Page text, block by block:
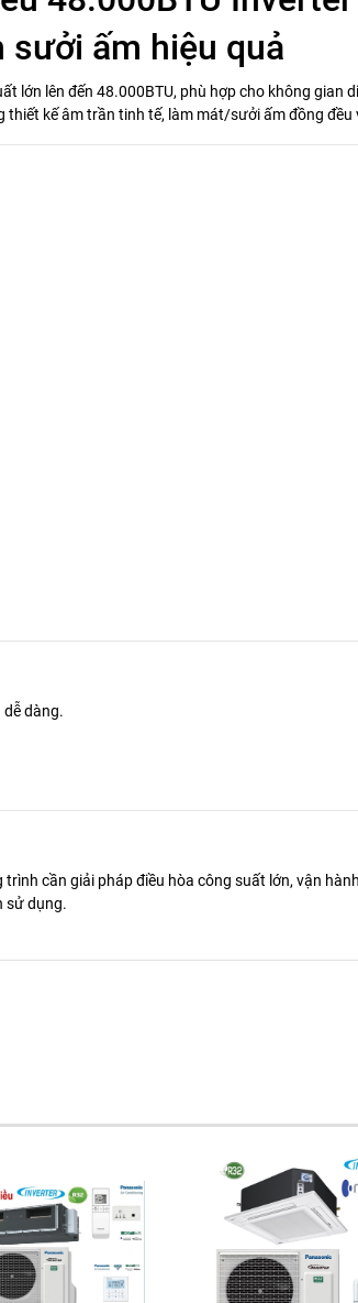
sưởi ấm hiệu quả
lớn lên đến 48.000BTU, phù hợp cho không
kế âm trần tinh tế, làm mát/sưởi ấm đồng đều
dễ dàng.
cần giải pháp điều hòa công suất lớn, vận
sử dụng.